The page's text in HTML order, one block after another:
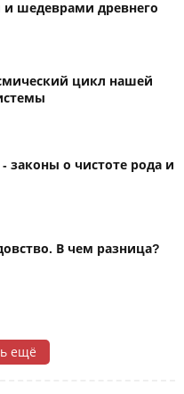
шедеврами древнего
цикл нашей
законы о чистоте рода и
В чем разница?
ещё